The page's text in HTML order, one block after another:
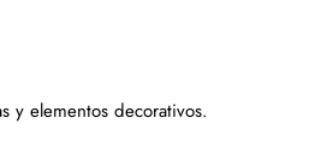
y elementos decorativos.